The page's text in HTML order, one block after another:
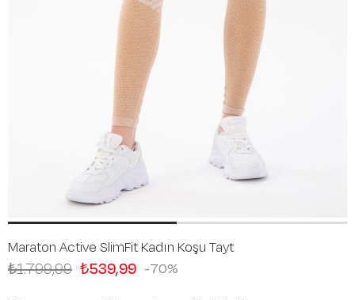
Maraton Active SlimFit Kadın Koşu Tayt
70
₺1.799,99 ₺539,99